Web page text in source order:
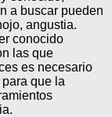
a buscar pueden
angustia.
conocido
las que
es necesario
que la